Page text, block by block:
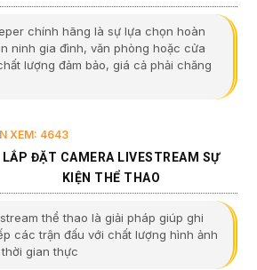
chính hãng là sự lựa chọn hoàn
ninh gia đình, văn phòng hoặc cửa
lượng đảm bảo, giá cả phải chăng
XEM: 4643
LẮP ĐẶT CAMERA LIVESTREAM SỰ
KIỆN THỂ THAO
thể thao là giải pháp giúp ghi
các trận đấu với chất lượng hình ảnh
gian thực